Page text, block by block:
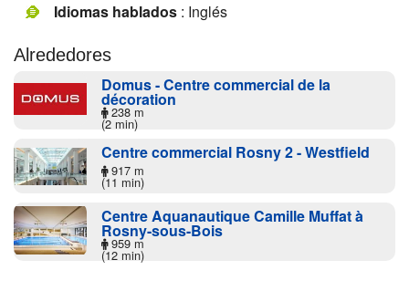
Idiomas hablados : Inglés
Alrededores
Domus - Centre commercial de la
décoration
238 m
(2 min)
Centre commercial Rosny 2 - Westfield
917 m
(11 min)
Centre Aquanautique Camille Muffat à
Rosny-sous-Bois
959 m
(12 min)